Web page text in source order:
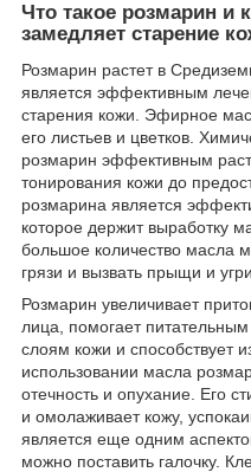
Что такое розмарин и
замедляет старение
Розмарин растет в
является эффективным
старения кожи. Эфирное
его листьев и цветков.
розмарин эффективным
тонирования кожи до
розмарина является
которое держит выработку
большое количество масла
грязи и вызвать прыщи и угри.
Розмарин увеличивает
лица, помогает
слоям кожи и способствует
использовании масла
отечность и опухание. Его
и омолаживает кожу,
является еще одним
можно поставить галочку.